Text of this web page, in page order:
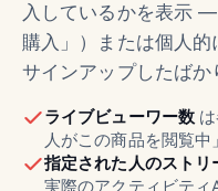
入しているかを表示
購入」）または個人
サインアップしたばか
ライブビューワー数は
人がこの商品を閲覧中
指定された人のストリ
実際のアクティビティ